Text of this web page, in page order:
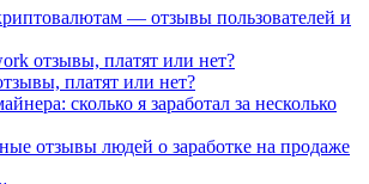
— отзывы пользователей и
отзывы, платят или нет?
платят или нет?
сколько я заработал за несколько
отзывы людей о заработке на продаже